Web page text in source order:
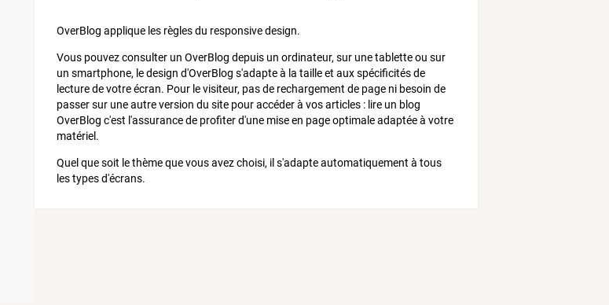
OverBlog applique les règles du responsive design.
Vous pouvez consulter un OverBlog depuis un ordinateur, sur une tablette ou sur
un smartphone, le design d'OverBlog s'adapte à la taille et aux spécificités de
lecture de votre écran. Pour le visiteur, pas de rechargement de page ni besoin de
passer sur une autre version du site pour accéder à vos articles : lire un blog
OverBlog c'est l'assurance de profiter d'une mise en page optimale adaptée à votre
matériel.
Quel que soit le thème que vous avez choisi, il s'adapte automatiquement à tous
les types d'écrans.